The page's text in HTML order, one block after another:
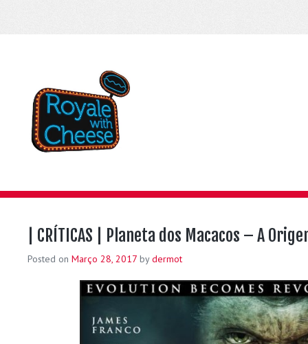
| CRÍTICAS | Planeta dos Macacos – A
Posted on Março 28, 2017 bydermot